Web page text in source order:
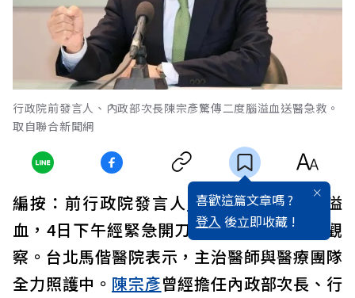
行政院前發言人、內政部次長陳宗彥驚傳二度腦溢血送醫急救。
取自聯合新聞網
喜歡這篇文章嗎 ?
登入 後立即收藏 !
編按：前行政院發言人 陳宗彥傳出二度腦溢
血，4日下午經緊急開刀，目前在加護病房觀
察。台北馬偕醫院表示，主治醫師與醫療團隊
全力照護中。 陳宗彥曾經擔任內政部次長、行